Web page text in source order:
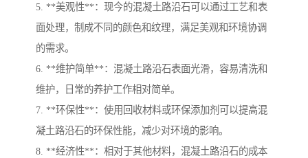
5. **美观性**：现今的混凝土路沿石可以通过工艺和表
面处理，制成不同的颜色和纹理，满足美观和环境协调
的需求。
6. **维护简单**：混凝土路沿石表面光滑，容易清洗和
维护，日常的养护工作相对简单。
7. **环保性**：使用回收材料或环保添加剂可以提高混
凝土路沿石的环保性能，减少对环境的影响。
8. **经济性**：相对于其他材料，混凝土路沿石的成本